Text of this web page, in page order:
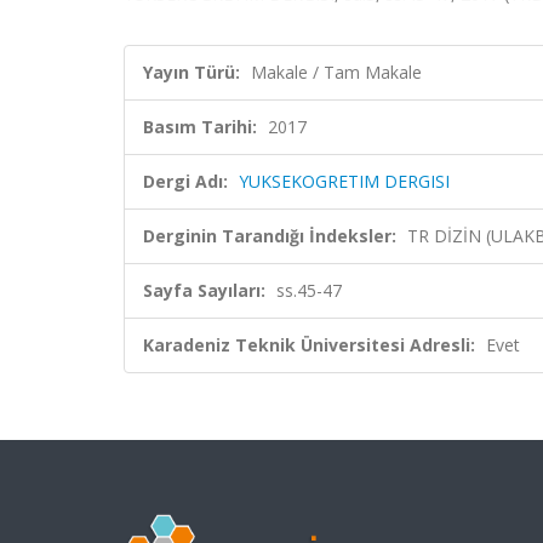
Yayın Türü: Makale / Tam Makale
Basım Tarihi: 2017
Dergi Adı: YUKSEKOGRETIM DERGISI
Derginin Tarandığı İndeksler: TR DİZİN
Sayfa Sayıları: ss.45-47
Karadeniz Teknik Üniversitesi Adresli: Evet